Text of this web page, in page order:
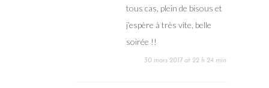
tous cas, plein de bisous et
j’espère à très vite, belle
soirée !!
30 mars 2017 at 22 h 24 min